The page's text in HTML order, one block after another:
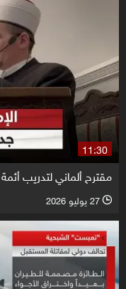
11:30
مقترح ألماني لتدريب
l 27 يوليو 2026